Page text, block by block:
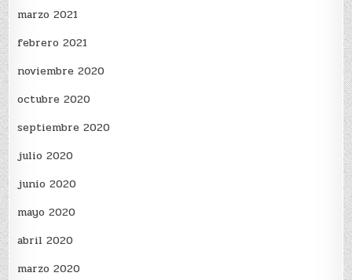
marzo 2021
febrero 2021
noviembre 2020
octubre 2020
septiembre 2020
julio 2020
junio 2020
mayo 2020
abril 2020
marzo 2020